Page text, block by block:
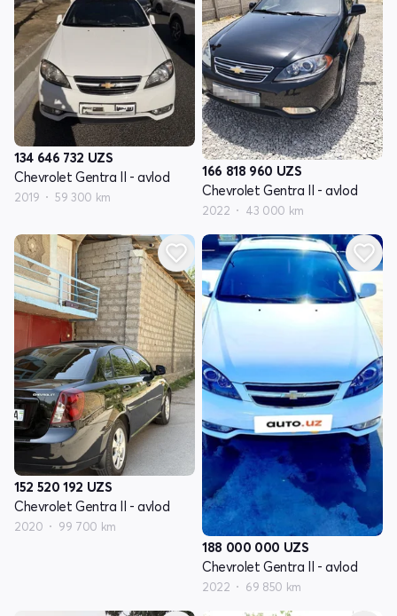
134 646 732 UZS
Chevrolet Gentra II - avlod
2019 59 300 km
166 818 960 UZS
Chevrolet Gentra II - avlod
2022 43 000 km
152 520 192 UZS
Chevrolet Gentra II - avlod
2020 99 700 km
188 000 000 UZS
Chevrolet Gentra II - avlod
2022 69 850 km